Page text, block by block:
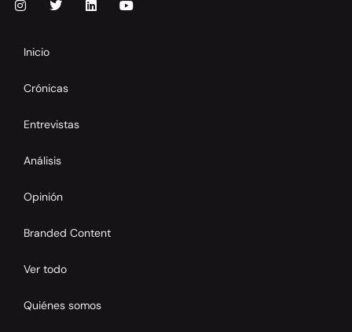
Inicio
Crónicas
Entrevistas
Análisis
Opinión
Branded Content
Ver todo
Quiénes somos